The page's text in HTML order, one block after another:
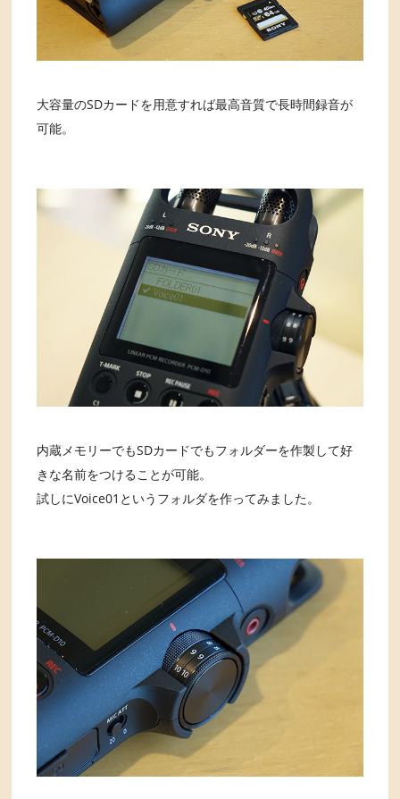
大容量のSDカードを用意すれば最高音質で長時間録音が
可能。
内蔵メモリーでもSDカードでもフォルダーを作製して好
きな名前をつけることが可能。
試しにVoice01というフォルダを作ってみました。